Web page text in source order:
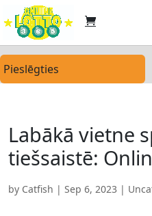
Pieslēgties
Labākā vietne
tiešsaistē:
by Catfish | Sep 6, 2023 |